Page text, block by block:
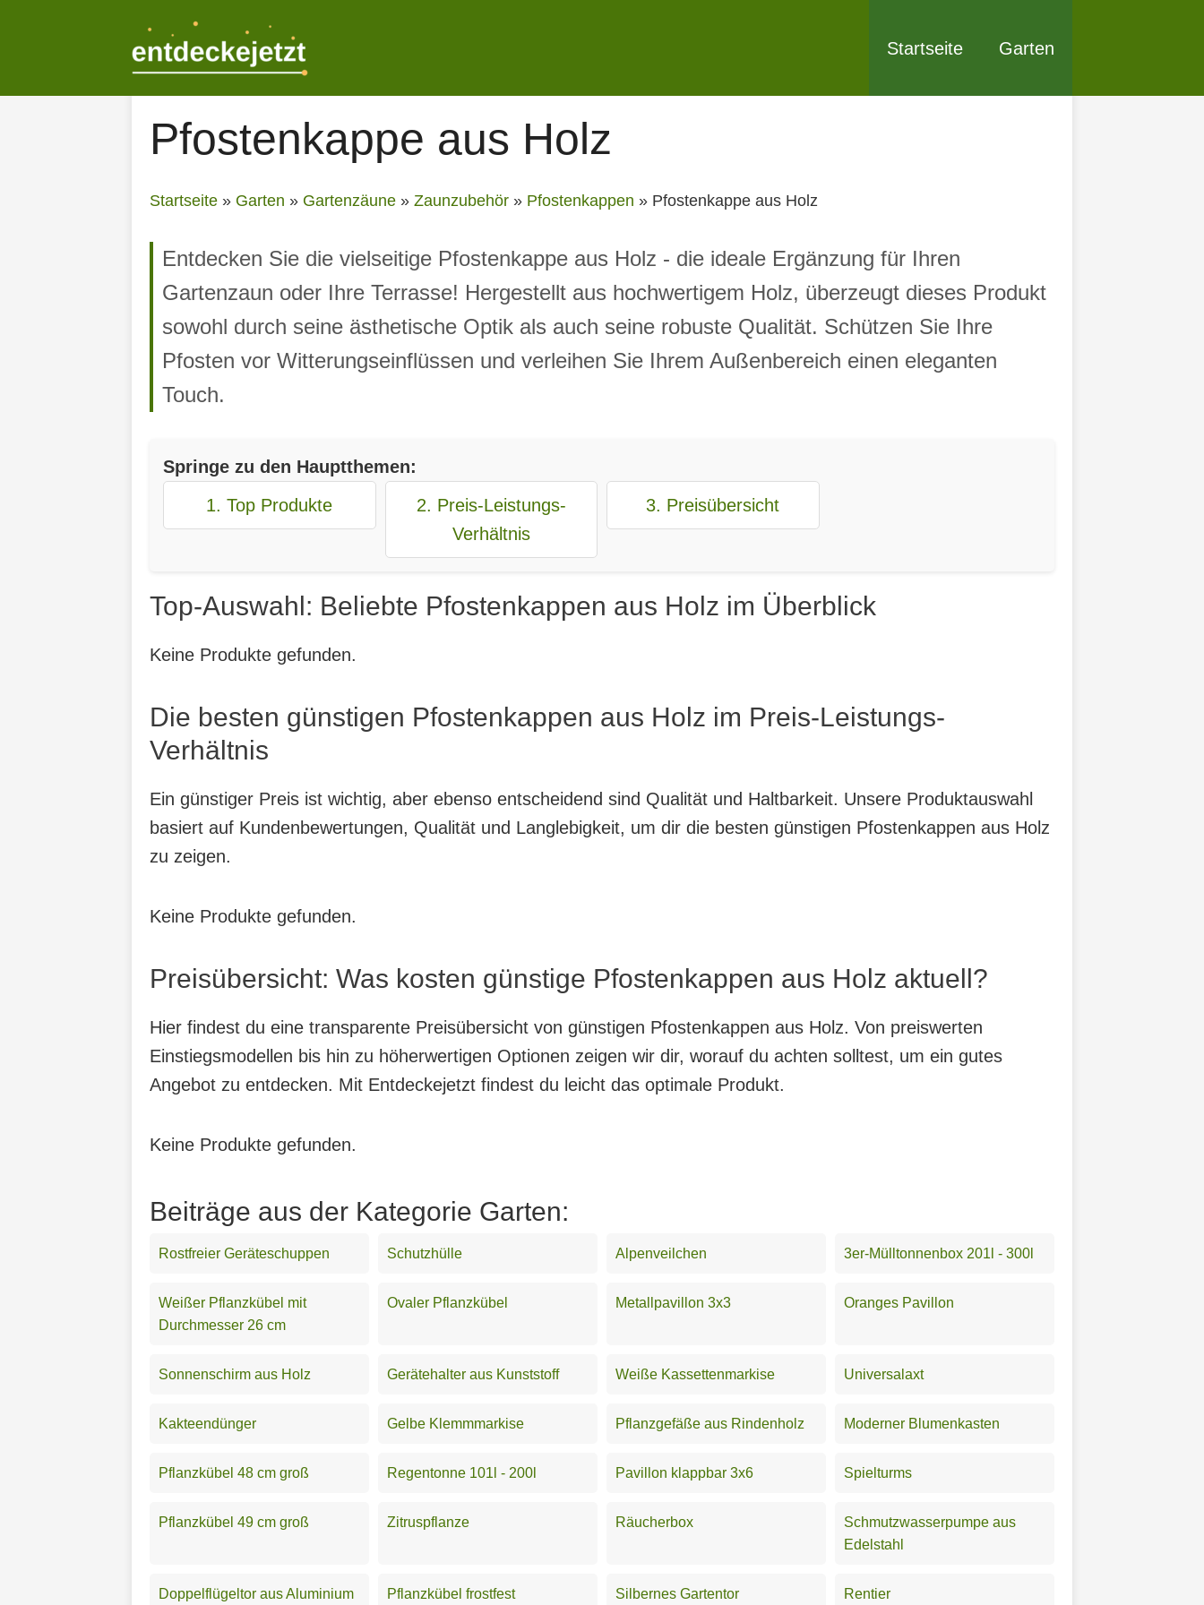
Startseite Garten
Pfostenkappe aus Holz
Startseite » Garten » Gartenzäune » Zaunzubehör » Pfostenkappen » Pfostenkappe aus Holz
Entdecken Sie die vielseitige Pfostenkappe aus Holz - die ideale Ergänzung für Ihren
Gartenzaun oder Ihre Terrasse! Hergestellt aus hochwertigem Holz, überzeugt dieses Produkt
sowohl durch seine ästhetische Optik als auch seine robuste Qualität. Schützen Sie Ihre
Pfosten vor Witterungseinflüssen und verleihen Sie Ihrem Außenbereich einen eleganten
Touch.
Springe zu den Hauptthemen:
1. Top Produkte
2. Preis-Leistungs-
Verhältnis
3. Preisübersicht
Top-Auswahl: Beliebte Pfostenkappen aus Holz im Überblick
Keine Produkte gefunden.
Die besten günstigen Pfostenkappen aus Holz im Preis-Leistungs-
Verhältnis
Ein günstiger Preis ist wichtig, aber ebenso entscheidend sind Qualität und Haltbarkeit. Unsere Produktauswahl
basiert auf Kundenbewertungen, Qualität und Langlebigkeit, um dir die besten günstigen Pfostenkappen aus Holz
zu zeigen.
Keine Produkte gefunden.
Preisübersicht: Was kosten günstige Pfostenkappen aus Holz aktuell?
Hier findest du eine transparente Preisübersicht von günstigen Pfostenkappen aus Holz. Von preiswerten
Einstiegsmodellen bis hin zu höherwertigen Optionen zeigen wir dir, worauf du achten solltest, um ein gutes
Angebot zu entdecken. Mit Entdeckejetzt findest du leicht das optimale Produkt.
Keine Produkte gefunden.
Beiträge aus der Kategorie Garten:
Rostfreier Geräteschuppen Schutzhülle Alpenveilchen 3er-Mülltonnenbox 201l - 300l
Weißer Pflanzkübel mit
Durchmesser 26 cm
Ovaler Pflanzkübel Metallpavillon 3x3 Oranges Pavillon
Sonnenschirm aus Holz Gerätehalter aus Kunststoff Weiße Kassettenmarkise Universalaxt
Kakteendünger Gelbe Klemmmarkise Pflanzgefäße aus Rindenholz Moderner Blumenkasten
Pflanzkübel 48 cm groß Regentonne 101l - 200l Pavillon klappbar 3x6 Spielturms
Pflanzkübel 49 cm groß Zitruspflanze Räucherbox
Schmutzwasserpumpe aus
Edelstahl
Doppelflügeltor aus Aluminium Pflanzkübel frostfest Silbernes Gartentor Rentier